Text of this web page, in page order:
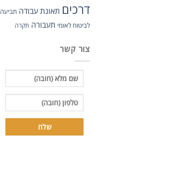
דרכים תאונת עבודה תביעה
לביטוח לאומי תעבורה תקרה
צור קשר